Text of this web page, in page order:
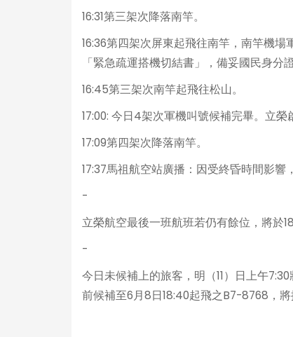
16:31第三架次降落南竿。
16:36第四架次屏東起飛往南竿，南竿機
「緊急疏運搭機切結書」，備妥國民身分
16:45第三架次南竿起飛往松山。
17:00: 今日4架次軍機叫號候補完畢。立榮
17:09第四架次降落南竿。
17:37馬祖航空站廣播：因受終昏時間影響
-
立榮航空最後一班航班若仍有餘位，將於
-
今日未候補上的旅客，明（11）日上午
前候補至6月8日18:40起飛之B7-8768，將